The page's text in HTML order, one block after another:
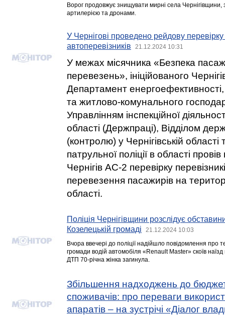
Ворог продовжує знищувати мирні села
артилерією та дронами.
У Чернігові проведено рейдову
автоперевізників
21.12.2024 10:31
У межах місячника «Безпека
перевезень», ініційованого
Департамент енергоефективності,
та житлово-комунального
Управлінням інспекційної
області (Держпраці), Відділом
(контролю) у Чернігівській
патрульної поліції в області
Чернігів АС-2 перевірку
перевезення пасажирів на
області.
Поліція Чернігівщини розслідує
Козелецькій громаді
21.12.2024 10:03
Вчора ввечері до поліції надійшло повідомлення про
громади водій автомобіля «Renault Master» скоїв
ДТП 70-річна жінка загинула.
Збільшення надходжень до
споживачів: про переваги
апаратів – на зустрічі «Діалог